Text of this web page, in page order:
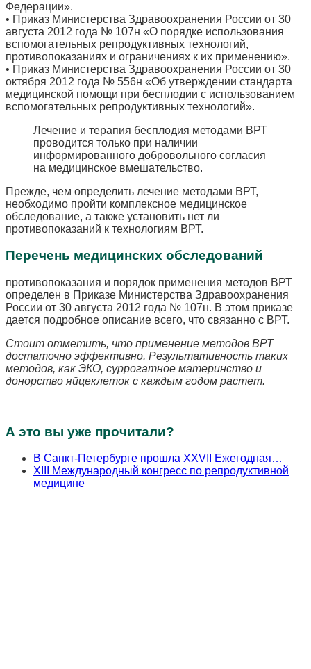
Федерации».
• Приказ Министерства Здравоохранения России от 30
августа 2012 года № 107н «О порядке использования
вспомогательных репродуктивных технологий,
противопоказаниях и ограничениях к их применению».
• Приказ Министерства Здравоохранения России от 30
октября 2012 года № 556н «Об утверждении стандарта
медицинской помощи при бесплодии с использованием
вспомогательных репродуктивных технологий».
Лечение и терапия бесплодия методами ВРТ
проводится только при наличии
информированного добровольного согласия
на медицинское вмешательство.
Прежде, чем определить лечение методами ВРТ,
необходимо пройти комплексное медицинское
обследование, а также установить нет ли
противопоказаний к технологиям ВРТ.
Перечень медицинских обследований
противопоказания и порядок применения методов ВРТ
определен в Приказе Министерства Здравоохранения
России от 30 августа 2012 года № 107н. В этом приказе
дается подробное описание всего, что связанно с ВРТ.
Стоит отметить, что применение методов ВРТ
достаточно эффективно. Результативность таких
методов, как ЭКО, суррогатное материнство и
донорство яйцеклеток с каждым годом растет.
А это вы уже прочитали?
В Санкт-Петербурге прошла XXVII Ежегодная…
XIII Международный конгресс по репродуктивной
медицине